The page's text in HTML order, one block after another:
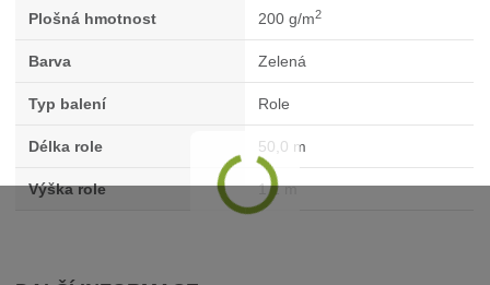
Plošná hmotnost 200 g/m2
Barva Zelená
Typ balení Role
Délka role 50,0 m
Výška role 1,2 m